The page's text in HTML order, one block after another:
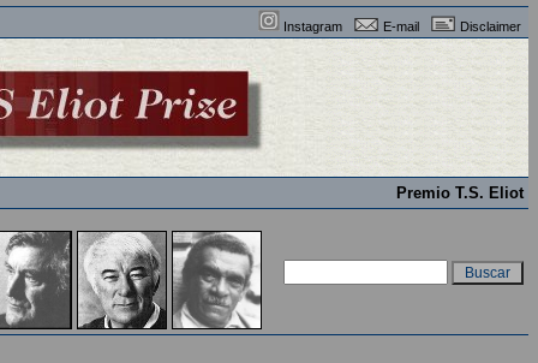
Instagram E-mail Disclaimer
Premio T.S. Eliot